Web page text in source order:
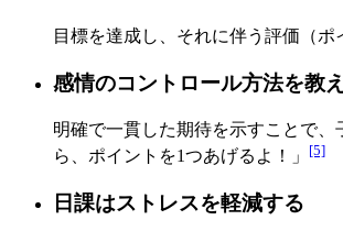
目標を達成し、それに伴う評価（
感情のコントロール方法を教
明確で一貫した期待を示すことで
ら、ポイントを1つあげるよ！」
[5]
日課はストレスを軽減する